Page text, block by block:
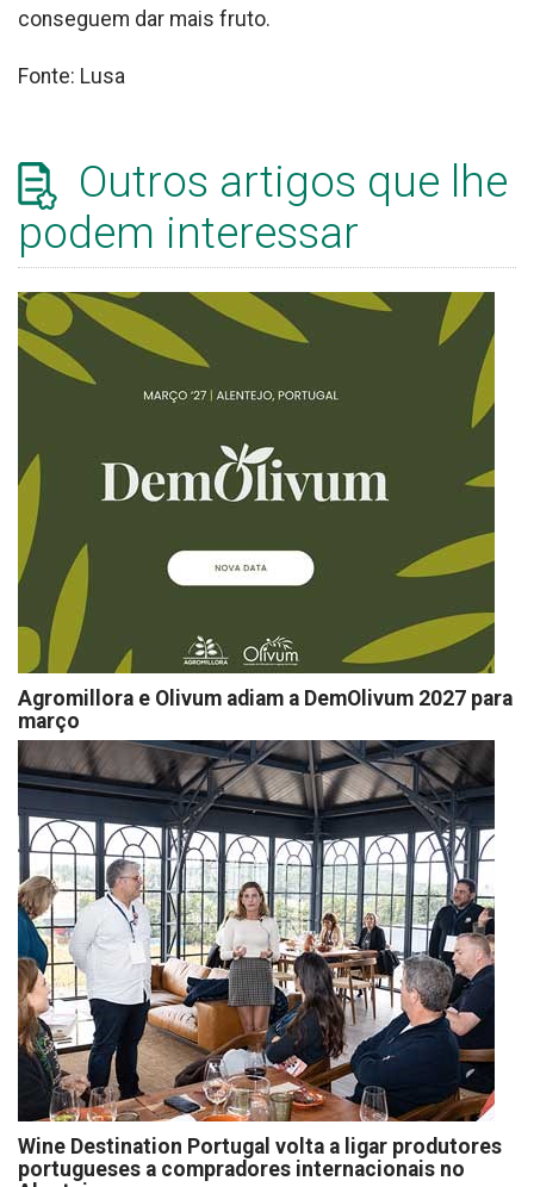
conseguem dar mais fruto.
Fonte: Lusa
Outros artigos que lhe
podem interessar
Agromillora e Olivum adiam a DemOlivum 2027 para
março
Wine Destination Portugal volta a ligar produtores
portugueses a compradores internacionais no